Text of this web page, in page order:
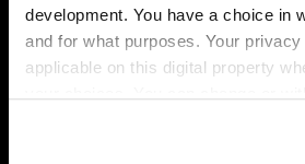
development. You have a choice in
and for what purposes. Your
applicable on this digital property